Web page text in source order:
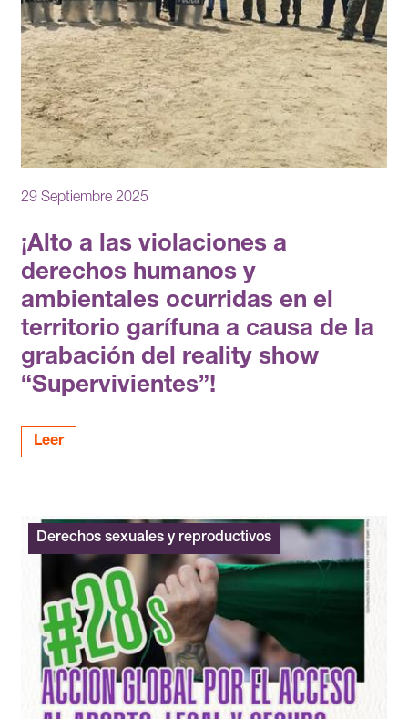
29 Septiembre 2025
¡Alto a las violaciones a
derechos humanos y
ambientales ocurridas en el
territorio garífuna a causa de la
grabación del reality show
“Supervivientes”!
Leer
Derechos sexuales y reproductivos